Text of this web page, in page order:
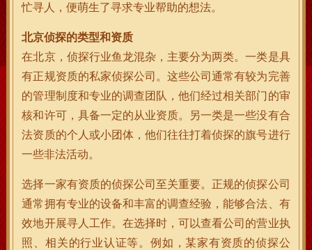
忙寻人，便萌生了寻求专业帮助的想法。
北京侦探的类型和资质
在北京，侦探行业鱼龙混杂，主要分为两类。一类是具
有正规资质的私家侦探公司。这些公司通常有较为完善
的管理制度和专业的调查团队，他们经过相关部门的审
核和许可，具备一定的从业资质。另一类是一些没有合
法资质的个人或小团体，他们往往打着侦探的旗号进行
一些非法活动。
选择一家有资质的侦探公司至关重要。正规的侦探公司
通常拥有专业的设备和丰富的调查经验，能够合法、有
效地开展寻人工作。在选择时，可以查看公司的营业执
照、相关的行业认证等。例如，某家有资质的侦探公